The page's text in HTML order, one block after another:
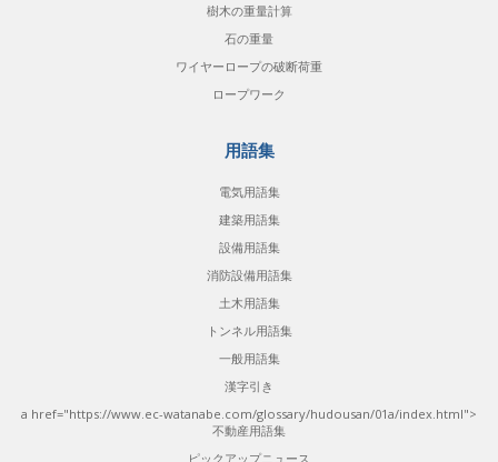
樹木の重量計算
石の重量
ワイヤーロープの破断荷重
ロープワーク
用語集
電気用語集
建築用語集
設備用語集
消防設備用語集
土木用語集
トンネル用語集
一般用語集
漢字引き
a href="https://www.ec-watanabe.com/glossary/hudousan/01a/index.html">
不動産用語集
ピックアップニュース